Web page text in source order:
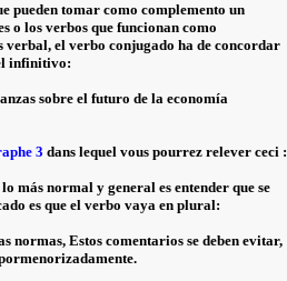
pueden tomar como complemento un
o los verbos que funcionan como
el verbo conjugado ha de concordar
infinitivo:
sobre el futuro de la economía
3 dans lequel vous pourrez relever ceci :
más normal y general es entender que se
es que el verbo vaya en plural:
normas, Estos comentarios se deben evitar,